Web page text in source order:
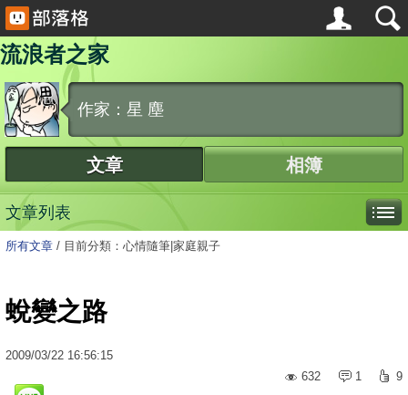
流浪者之家
作家：星 塵
文章 相簿
文章列表
所有文章 / 目前分類：心情隨筆|家庭親子
蛻變之路
2009/03/22 16:56:15
632
1 9